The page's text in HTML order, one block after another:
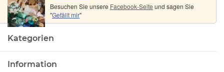
Besuchen Sie unsere Facebook-Seite und sagen Sie
"Gefällt mir"
Kategorien
Information